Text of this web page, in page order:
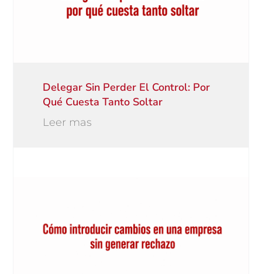
Delegar Sin Perder El Control: Por
Qué Cuesta Tanto Soltar
Leer mas